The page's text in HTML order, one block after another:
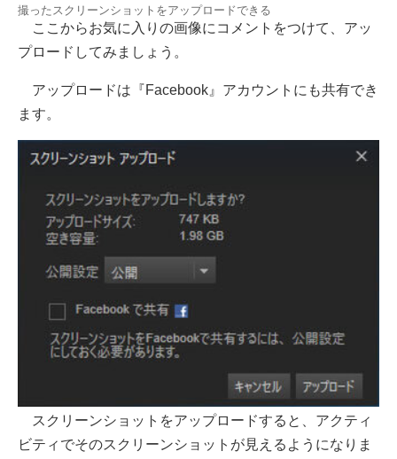
撮ったスクリーンショットをアップロードできる
ここからお気に入りの画像にコメントをつけて、アッ
プロードしてみましょう。
アップロードは『Facebook』アカウントにも共有でき
ます。
スクリーンショットをアップロードすると、アクティ
ビティでそのスクリーンショットが見えるようになりま